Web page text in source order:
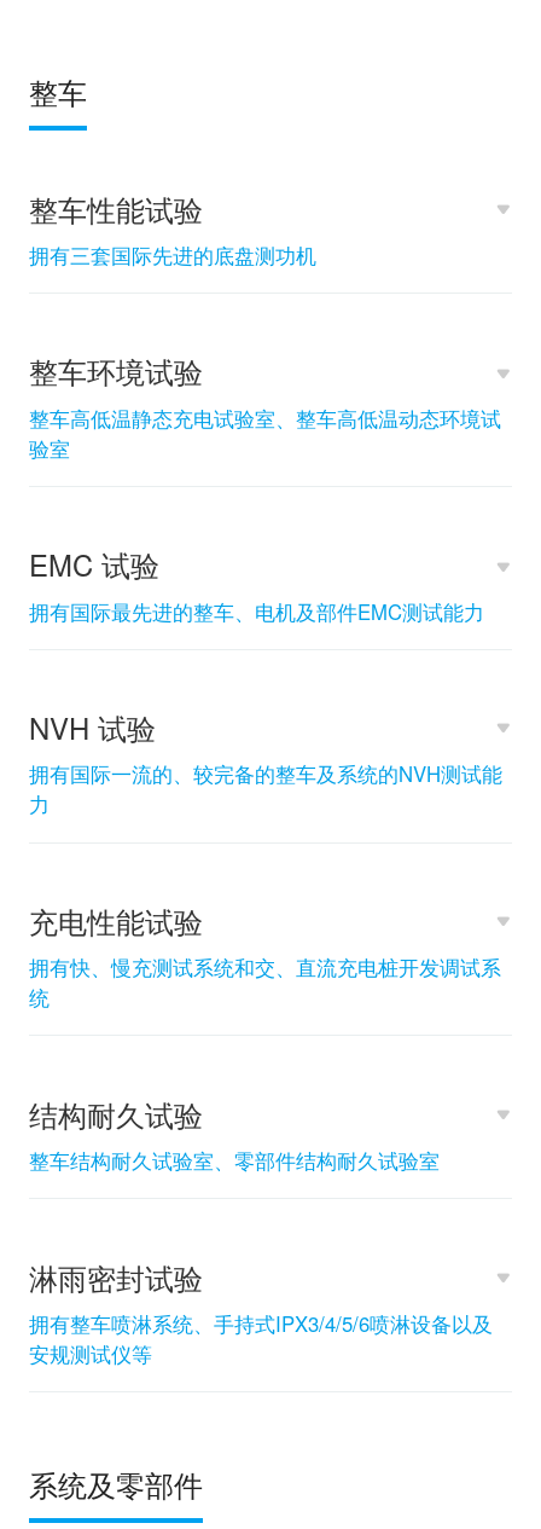
整车
整车性能试验
拥有三套国际先进的底盘测功机
整车环境试验
整车高低温静态充电试验室、整车高低温动态环境试
验室
EMC 试验
拥有国际最先进的整车、电机及部件EMC测试能力
NVH 试验
拥有国际一流的、较完备的整车及系统的NVH测试能
力
充电性能试验
拥有快、慢充测试系统和交、直流充电桩开发调试系
统
结构耐久试验
整车结构耐久试验室、零部件结构耐久试验室
淋雨密封试验
拥有整车喷淋系统、手持式IPX3/4/5/6喷淋设备以及
安规测试仪等
系统及零部件